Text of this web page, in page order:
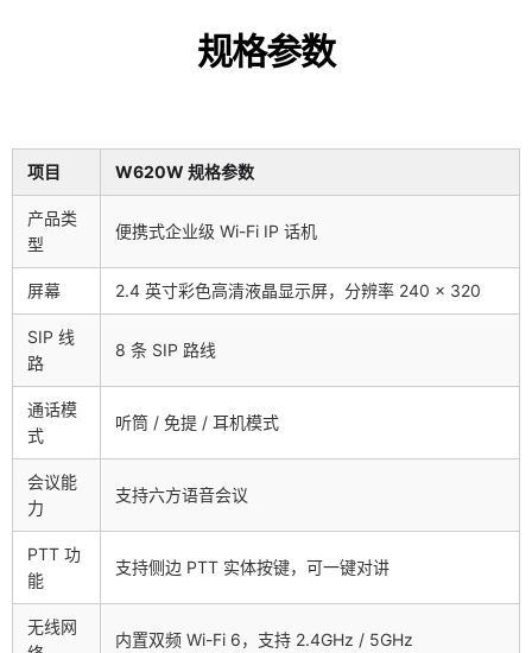
规格参数
项目 W620W 规格参数
产品类
型
便携式企业级 Wi-Fi IP 话机
屏幕 2.4 英寸彩色高清液晶显示屏，分辨率 240 × 320
SIP 线
路
8 条 SIP 路线
通话模
式
听筒 / 免提 / 耳机模式
会议能
力
支持六方语音会议
PTT 功
能
支持侧边 PTT 实体按键，可一键对讲
无线网
内置双频 Wi-Fi 6，支持 2.4GHz / 5GHz